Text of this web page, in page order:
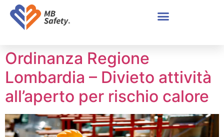
Ordinanza Regione
Lombardia – Divieto attività
all’aperto per rischio calore